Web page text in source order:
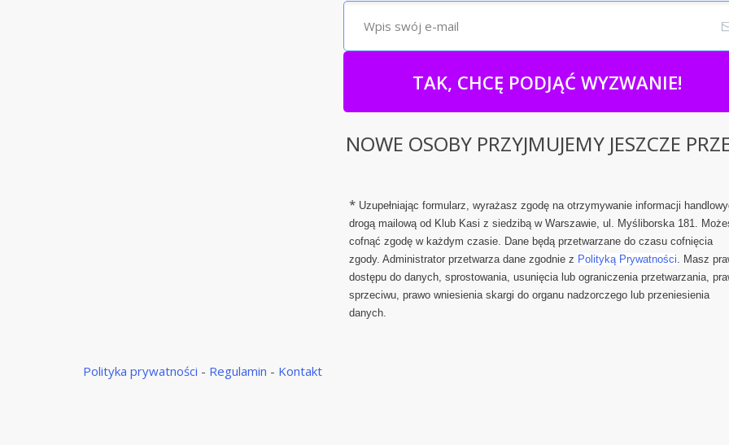
TAK, CHCĘ PODJĄĆ WYZWANIE!
NOWE OSOBY PRZYJMUJEMY JESZCZE
* Uzupełniając formularz, wyrażasz zgodę na otrzymywanie informacji
drogą mailową od Klub Kasi z siedzibą w Warszawie, ul. Myśliborska 181.
cofnąć zgodę w każdym czasie. Dane będą przetwarzane do czasu cofnięcia
zgody. Administrator przetwarza dane zgodnie z Polityką Prywatności. Masz
dostępu do danych, sprostowania, usunięcia lub ograniczenia przetwarzania,
sprzeciwu, prawo wniesienia skargi do organu nadzorczego lub przeniesienia
danych.
Polityka prywatności - Regulamin - Kontakt